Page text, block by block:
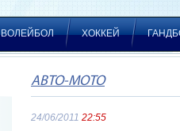
ВОЛЕЙБОЛ ХОККЕЙ
АВТО-МОТО
24/06/2011 22:55